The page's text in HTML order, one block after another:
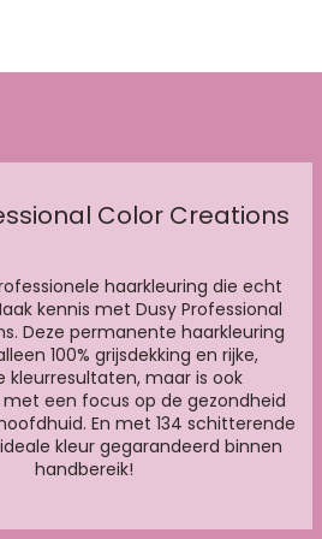
Color Creations
haarkleuring die echt
kennis met Dusy Professional
Deze permanente haarkleuring
100% grijsdekking en rijke,
kleurresultaten, maar is ook
een focus op de gezondheid
En met 134 schitterende
kleur gegarandeerd binnen
handbereik!